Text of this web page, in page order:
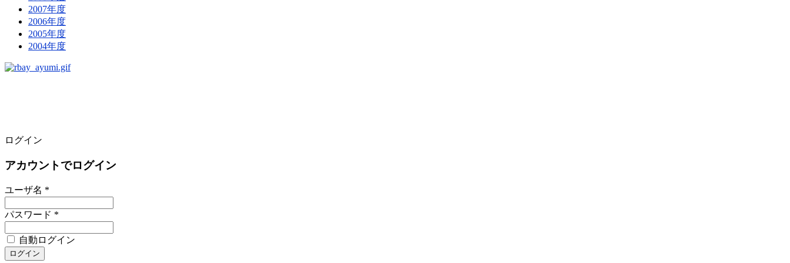
2007年度
2006年度
2005年度
2004年度
ログイン
アカウントでログイン
ユーザ名 *
パスワード *
自動ログイン